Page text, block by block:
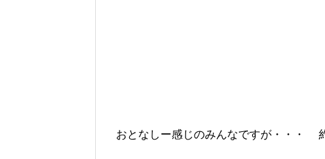
おとなしー感じのみんなですが・